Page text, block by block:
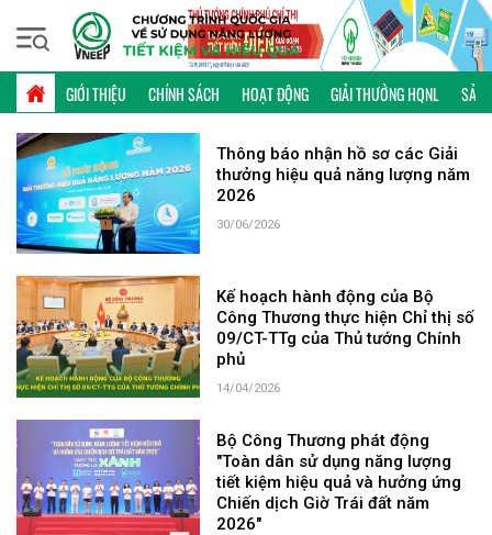
GIỚI THIỆU CHÍNH SÁCH HOẠT ĐỘNG GIẢI THƯỞNG HQNL SẢN
Thứ bảy, 08/08/2026 | 10:06 GMT+7
TIÊU ĐIỂM
Thông báo nhận hồ sơ các Giải
thưởng hiệu quả năng lượng năm
2026
30/06/2026
Kế hoạch hành động của Bộ
Công Thương thực hiện Chỉ thị số
09/CT-TTg của Thủ tướng Chính
phủ
14/04/2026
Bộ Công Thương phát động
"Toàn dân sử dụng năng lượng
tiết kiệm hiệu quả và hưởng ứng
Chiến dịch Giờ Trái đất năm
2026"